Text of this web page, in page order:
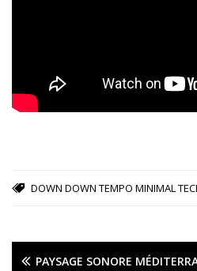
DOWN DOWN TEMPO MINIMAL
PAYSAGE SONORE